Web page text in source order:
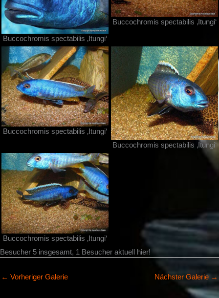
Buccochromis spectabilis ‚Itungi‘
Buccochromis spectabilis ‚Itungi‘
Buccochromis spectabilis ‚Itungi‘
Buccochromis spectabilis ‚Itungi‘
Buccochromis spectabilis ‚Itungi‘
Besucher 5 insgesamt, 1 Besucher aktuell hier!
← Vorheriger Galerie Nächster Galerie →